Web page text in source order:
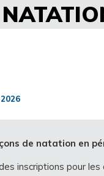
de natation en
inscriptions pour